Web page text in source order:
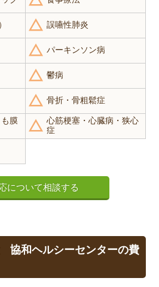
誤嚥性肺炎
パーキンソン病
鬱病
骨折・骨粗鬆症
膜
心筋梗塞・心臓病・狭心
症
について相談する
協和ヘルシーセンターの費